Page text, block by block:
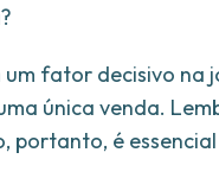
fator decisivo na
única venda.
portanto, é